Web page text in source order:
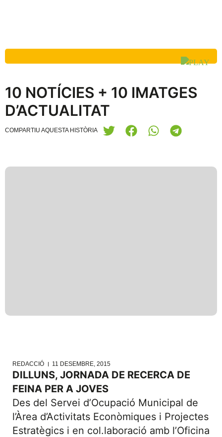
10 NOTÍCIES + 10 IMATGES
D’ACTUALITAT
COMPARTIU AQUESTA HISTÒRIA
REDACCIÓ 11 DESEMBRE, 2015
DILLUNS, JORNADA DE RECERCA DE
FEINA PER A JOVES
Des del Servei d’Ocupació Municipal de
l’Àrea d’Activitats Econòmiques i Projectes
Estratègics i en col.laboració amb l’Oficina